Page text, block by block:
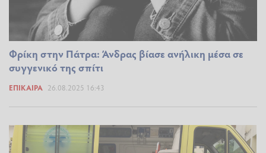
Φρίκη στην Πάτρα: Άνδρας βίασε ανήλικη μέσα σε
συγγενικό της σπίτι
ΕΠΊΚΑΙΡΑ 26.08.2025 16:43